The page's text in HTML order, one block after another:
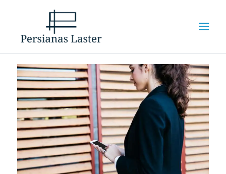
INICIO
SERVICIOS